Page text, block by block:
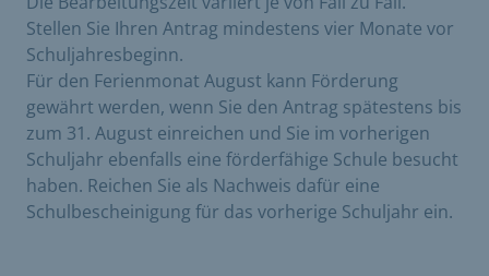
Stellen Sie Ihren Antrag mindestens vier Monate vor
Schuljahresbeginn.
Für den Ferienmonat August kann Förderung
gewährt werden, wenn Sie den Antrag spätestens bis
zum 31. August einreichen und Sie im vorherigen
Schuljahr ebenfalls eine förderfähige Schule besucht
haben. Reichen Sie als Nachweis dafür eine
Schulbescheinigung für das vorherige Schuljahr ein.